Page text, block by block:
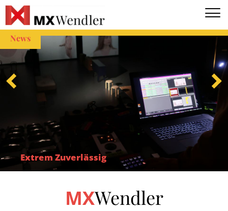
ENDE
News
Extrem Zuverlässig
MXWendler